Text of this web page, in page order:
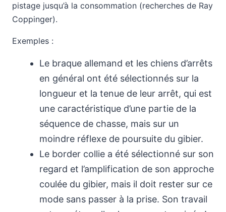
pistage jusqu’à la consommation (recherches de Ray
Coppinger).
Exemples :
Le braque allemand et les chiens d’arrêts
en général ont été sélectionnés sur la
longueur et la tenue de leur arrêt, qui est
une caractéristique d’une partie de la
séquence de chasse, mais sur un
moindre réflexe de poursuite du gibier.
Le border collie a été sélectionné sur son
regard et l’amplification de son approche
coulée du gibier, mais il doit rester sur ce
mode sans passer à la prise. Son travail